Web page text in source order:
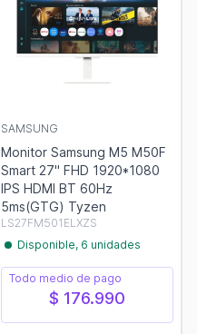
SAMSUNG
Monitor Samsung M5 M50F
Smart 27" FHD 1920*1080
IPS HDMI BT 60Hz
5ms(GTG) Tyzen
LS27FM501ELXZS
Disponible, 6 unidades
Todo medio de pago
$ 176.990